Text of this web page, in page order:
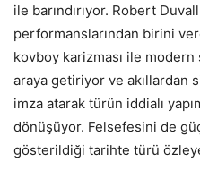
ile barındırıyor. Robert
performanslarından birini
kovboy karizması ile
araya getiriyor ve akıllardan
imza atarak türün iddialı
dönüşüyor. Felsefesini de
gösterildiği tarihte türü